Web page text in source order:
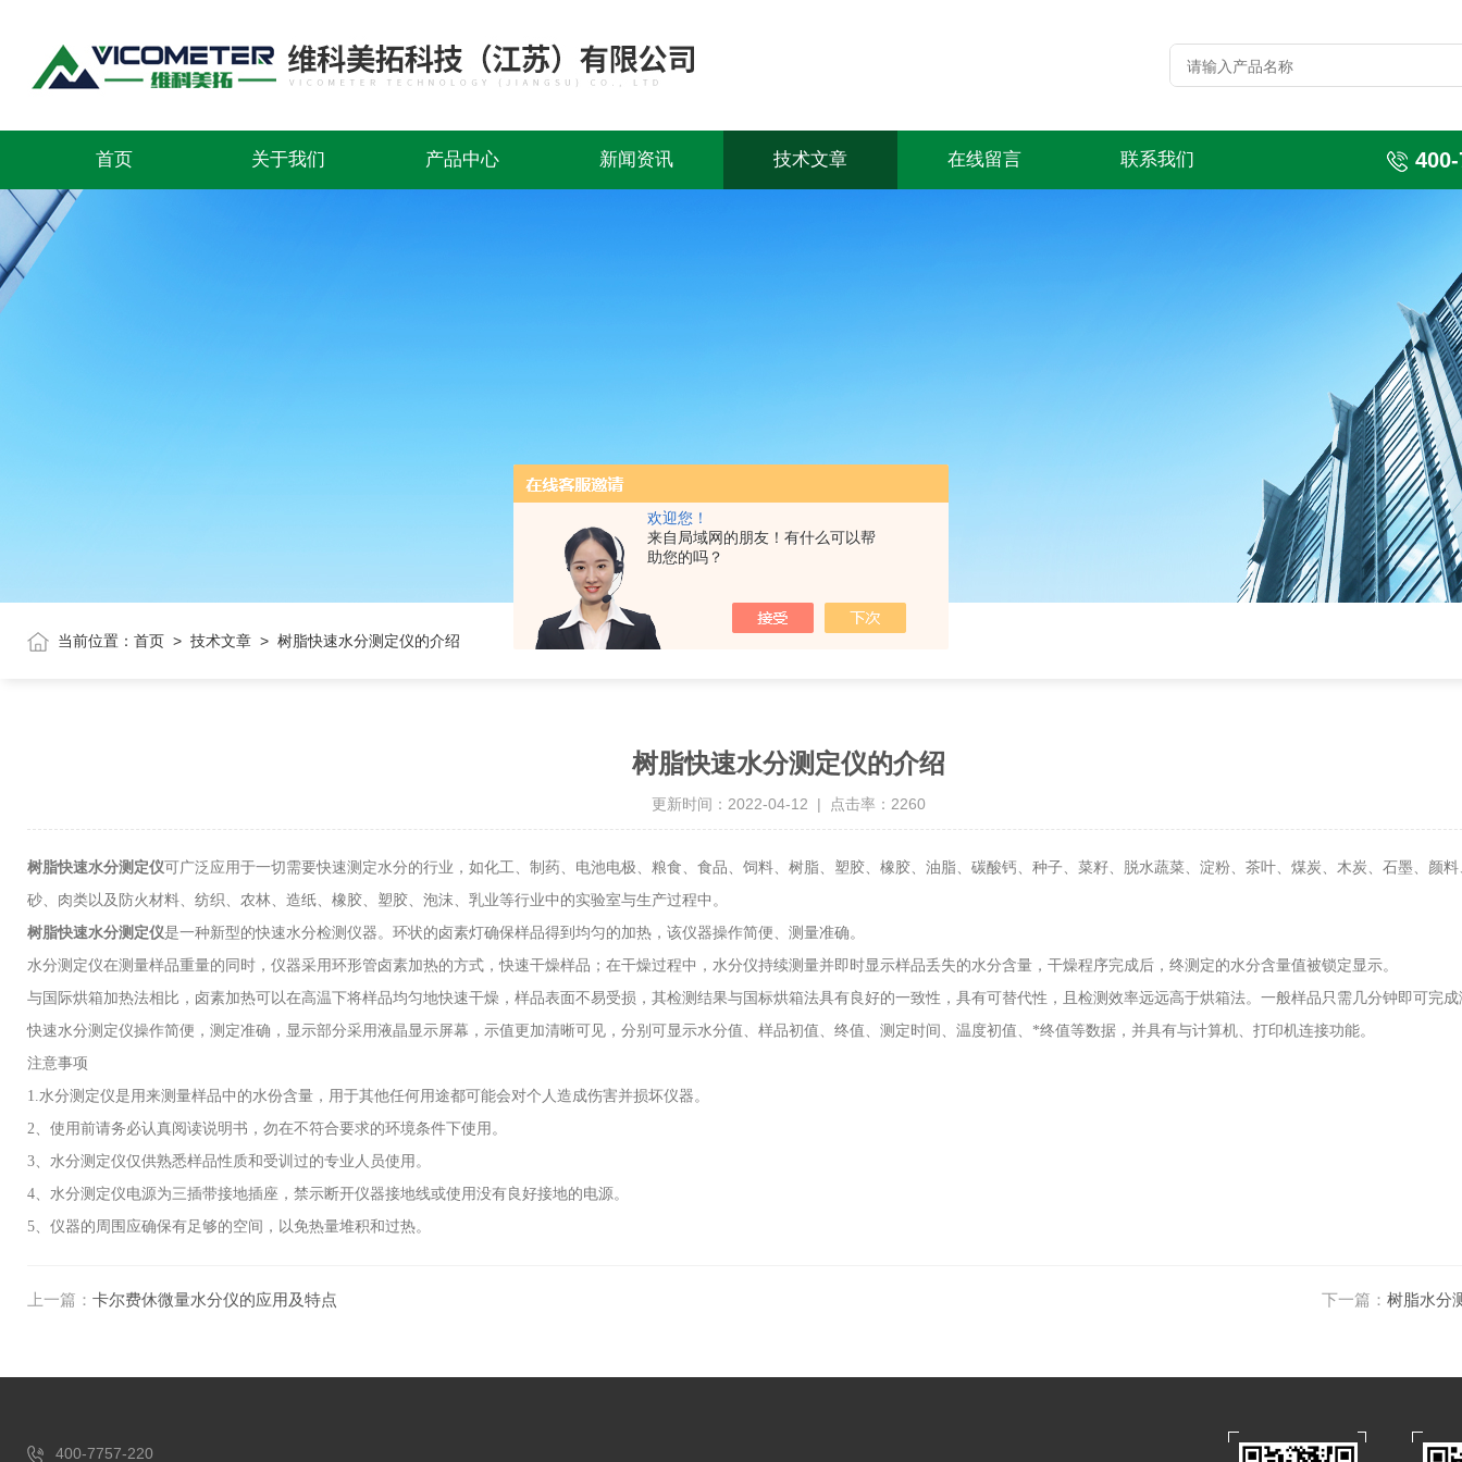
欢迎您！
来自局域网的朋友！有什么可以帮
助您的吗？
首页 关于我们 产品中心 新闻资讯 技术文章 在线留言 联系我们
当前位置： 首页 > 技术文章 > 树脂快速水分测定仪的介绍
树脂快速水分测定仪的介绍
更新时间：2022-04-12 | 点击率：2260
树脂快速水分测定仪可广泛应用于一切需要快速测定水分的行业，如化工、制药、电池电极、粮食、食品、饲料、树脂、塑胶、橡胶、油脂、碳酸钙、种子、菜籽、脱水蔬菜、淀粉、茶叶、煤炭、木炭、石墨、颜
砂、肉类以及防火材料、纺织、农林、造纸、橡胶、塑胶、泡沫、乳业等行业中的实验室与生产过程中。
树脂快速水分测定仪是一种新型的快速水分检测仪器。环状的卤素灯确保样品得到均匀的加热，该仪器操作简便、测量准确。
水分测定仪在测量样品重量的同时，仪器采用环形管卤素加热的方式，快速干燥样品；在干燥过程中，水分仪持续测量并即时显示样品丢失的水分含量，干燥程序完成后，终测定的水分含量值被锁定显示。
与国际烘箱加热法相比，卤素加热可以在高温下将样品均匀地快速干燥，样品表面不易受损，其检测结果与国标烘箱法具有良好的一致性，具有可替代性，且检测效率远远高于烘箱法。一般样品只需几分钟即可完
快速水分测定仪操作简便，测定准确，显示部分采用液晶显示屏幕，示值更加清晰可见，分别可显示水分值、样品初值、终值、测定时间、温度初值、*终值等数据，并具有与计算机、打印机连接功能。
注意事项
1.水分测定仪是用来测量样品中的水份含量，用于其他任何用途都可能会对个人造成伤害并损坏仪器。
2、使用前请务必认真阅读说明书，勿在不符合要求的环境条件下使用。
3、水分测定仪仅供熟悉样品性质和受训过的专业人员使用。
4、水分测定仪电源为三插带接地插座，禁示断开仪器接地线或使用没有良好接地的电源。
5、仪器的周围应确保有足够的空间，以免热量堆积和过热。
上一篇： 卡尔费休微量水分仪的应用及特点 下一篇： 树脂水分
400-7757-220